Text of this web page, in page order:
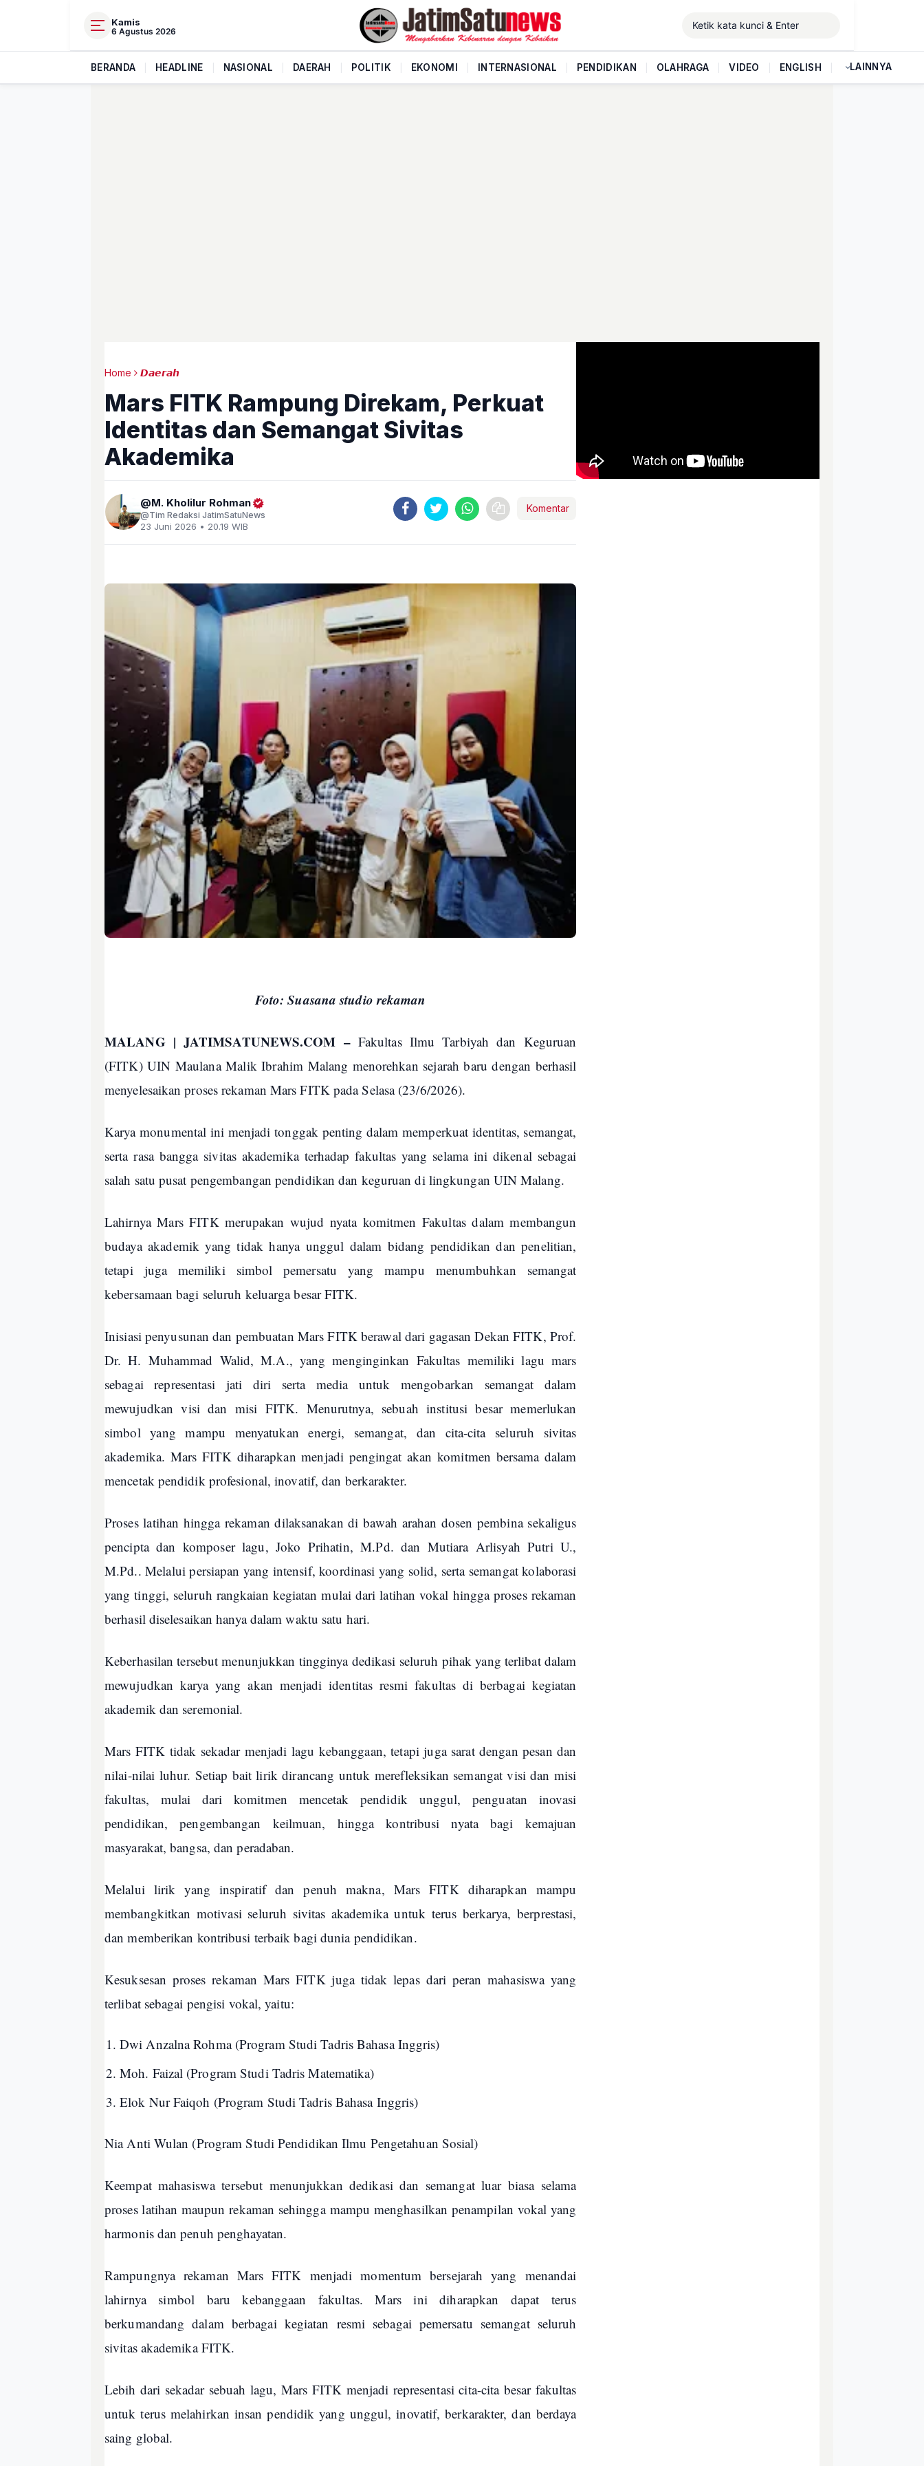
Kamis
6 Agustus 2026
BERANDA HEADLINE NASIONAL DAERAH POLITIK EKONOMI INTERNASIONAL PENDIDIKAN OLAHRAGA VIDEO ENGLISH LAINNYA
Home 𝘿𝙖𝙚𝙧𝙖𝙝
Mars FITK Rampung Direkam, Perkuat
Identitas dan Semangat Sivitas
Akademika
M. Kholilur Rohman
Tim Redaksi JatimSatuNews
23 Juni 2026 • 20.19 WIB
Komentar
Foto: Suasana studio rekaman
MALANG | JATIMSATUNEWS.COM –Fakultas Ilmu Tarbiyah dan Keguruan
(FITK) UIN Maulana Malik Ibrahim Malang menorehkan sejarah baru dengan berhasil
menyelesaikan proses rekaman Mars FITK pada Selasa (23/6/2026).
Karya monumental ini menjadi tonggak penting dalam memperkuat identitas, semangat,
serta rasa bangga sivitas akademika terhadap fakultas yang selama ini dikenal sebagai
salah satu pusat pengembangan pendidikan dan keguruan di lingkungan UIN Malang.
Lahirnya Mars FITK merupakan wujud nyata komitmen Fakultas dalam membangun
budaya akademik yang tidak hanya unggul dalam bidang pendidikan dan penelitian,
tetapi juga memiliki simbol pemersatu yang mampu menumbuhkan semangat
kebersamaan bagi seluruh keluarga besar FITK.
Inisiasi penyusunan dan pembuatan Mars FITK berawal dari gagasan Dekan FITK, Prof.
Dr. H. Muhammad Walid, M.A., yang menginginkan Fakultas memiliki lagu mars
sebagai representasi jati diri serta media untuk mengobarkan semangat dalam
mewujudkan visi dan misi FITK. Menurutnya, sebuah institusi besar memerlukan
simbol yang mampu menyatukan energi, semangat, dan cita-cita seluruh sivitas
akademika. Mars FITK diharapkan menjadi pengingat akan komitmen bersama dalam
mencetak pendidik profesional, inovatif, dan berkarakter.
Proses latihan hingga rekaman dilaksanakan di bawah arahan dosen pembina sekaligus
pencipta dan komposer lagu, Joko Prihatin, M.Pd. dan Mutiara Arlisyah Putri U.,
M.Pd.. Melalui persiapan yang intensif, koordinasi yang solid, serta semangat kolaborasi
yang tinggi, seluruh rangkaian kegiatan mulai dari latihan vokal hingga proses rekaman
berhasil diselesaikan hanya dalam waktu satu hari.
Keberhasilan tersebut menunjukkan tingginya dedikasi seluruh pihak yang terlibat dalam
mewujudkan karya yang akan menjadi identitas resmi fakultas di berbagai kegiatan
akademik dan seremonial.
Mars FITK tidak sekadar menjadi lagu kebanggaan, tetapi juga sarat dengan pesan dan
nilai-nilai luhur. Setiap bait lirik dirancang untuk merefleksikan semangat visi dan misi
fakultas, mulai dari komitmen mencetak pendidik unggul, penguatan inovasi
pendidikan, pengembangan keilmuan, hingga kontribusi nyata bagi kemajuan
masyarakat, bangsa, dan peradaban.
Melalui lirik yang inspiratif dan penuh makna, Mars FITK diharapkan mampu
membangkitkan motivasi seluruh sivitas akademika untuk terus berkarya, berprestasi,
dan memberikan kontribusi terbaik bagi dunia pendidikan.
Kesuksesan proses rekaman Mars FITK juga tidak lepas dari peran mahasiswa yang
terlibat sebagai pengisi vokal, yaitu:
Dwi Anzalna Rohma (Program Studi Tadris Bahasa Inggris)
Moh. Faizal (Program Studi Tadris Matematika)
Elok Nur Faiqoh (Program Studi Tadris Bahasa Inggris)
Nia Anti Wulan (Program Studi Pendidikan Ilmu Pengetahuan Sosial)
Keempat mahasiswa tersebut menunjukkan dedikasi dan semangat luar biasa selama
proses latihan maupun rekaman sehingga mampu menghasilkan penampilan vokal yang
harmonis dan penuh penghayatan.
Rampungnya rekaman Mars FITK menjadi momentum bersejarah yang menandai
lahirnya simbol baru kebanggaan fakultas. Mars ini diharapkan dapat terus
berkumandang dalam berbagai kegiatan resmi sebagai pemersatu semangat seluruh
sivitas akademika FITK.
Lebih dari sekadar sebuah lagu, Mars FITK menjadi representasi cita-cita besar fakultas
untuk terus melahirkan insan pendidik yang unggul, inovatif, berkarakter, dan berdaya
saing global.